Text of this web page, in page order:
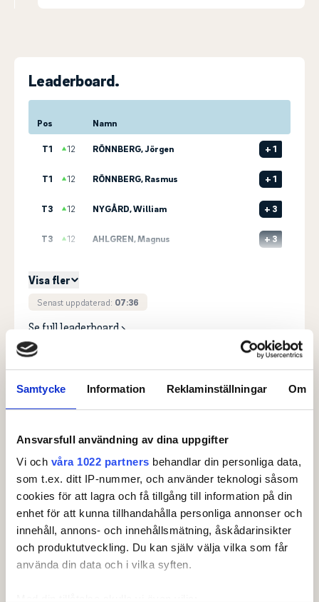
Samtycke Information Reklaminställningar Om
Ansvarsfull användning av dina uppgifter
Vi och våra 1022 partners behandlar din personliga data,
som t.ex. ditt IP-nummer, och använder teknologi såsom
cookies för att lagra och få tillgång till information på din
enhet för att kunna tillhandahålla personliga annonser och
innehåll, annons- och innehållsmätning, åskådarinsikter
och produktutveckling. Du kan själv välja vilka som får
använda din data och i vilka syften.
Leaderboard.
Pos Namn
T1 12 RÖNNBERG, Jörgen +1
T1 12 RÖNNBERG, Rasmus +1
T3 12 NYGÅRD, William + 3
T3 12 AHLGREN, Magnus +3
Visa fler
Senast uppdaterad: 07:36
Se full leaderboard
Arrangörsklubbar